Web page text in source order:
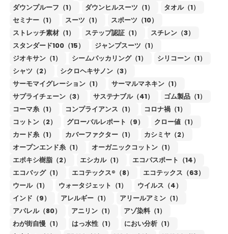
ダウンプルーフ（1）
ダウンヒルスーツ（1）
タオル（1）
セミナー（1）
スーツ（1）
スポーツ（10）
ストレッチ素材（1）
ステップ認証（1）
スチレン（3）
スタンダード100（15）
ジャンプスーツ（1）
ジオキサン（1）
シームパッカリング（1）
シリコーン（1）
シャツ（2）
シクロヘキサノン（3）
サーモマイグレーション（1）
サーマルマネキン（1）
サプライチェーン（3）
サステナブル（41）
ゴム製品（1）
コーマ糸（1）
コンプライアンス（1）
コロナ禍（1）
コットン（2）
グローバルレポート（9）
クロー値（1）
カード糸（1）
カバーファクター（1）
カシミヤ（2）
オープンエンド糸（1）
オーガニックコットン（1）
エポキシ樹脂（2）
エシカル（1）
エコパスポート（14）
エコバッグ（1）
エコテックス®（8）
エコテックス（63）
ウール（1）
ウォータジェット（1）
ウイルス（4）
インド（9）
アレルギー（1）
アリールアミン（1）
アパレル（80）
アニリン（1）
アゾ染料（1）
わが街自慢（1）
はっ水性（1）
におい分析（1）